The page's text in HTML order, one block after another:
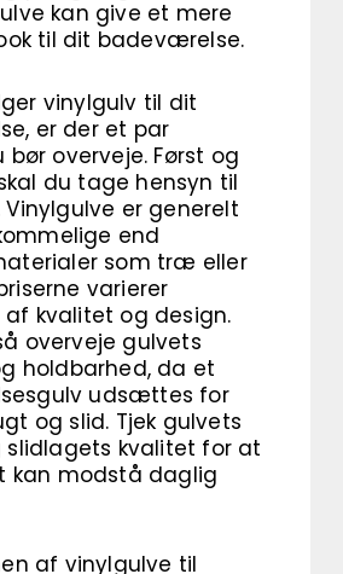
kan give et mere
til dit badeværelse.
vinylgulv til dit
er der et par
bør overveje. Først og
du tage hensyn til
er generelt
end
som træ eller
varierer
kvalitet og design.
overveje gulvets
holdbarhed, da et
udsættes for
og slid. Tjek gulvets
slidlagets kvalitet for at
kan modstå daglig
af vinylgulve til